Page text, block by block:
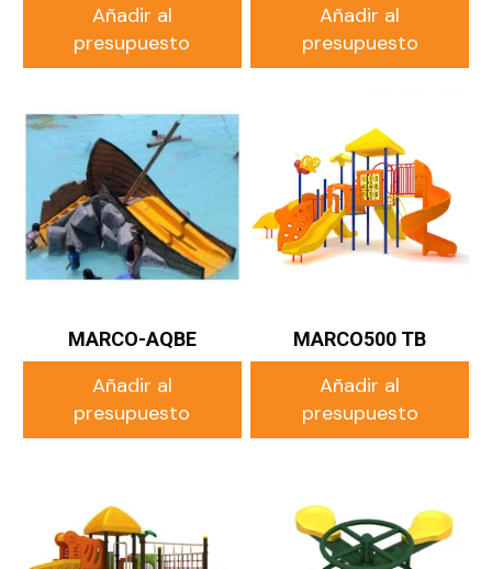
Añadir al
presupuesto
Añadir al
presupuesto
MARCO-AQBE
Añadir al
presupuesto
MARCO500 TB
Añadir al
presupuesto